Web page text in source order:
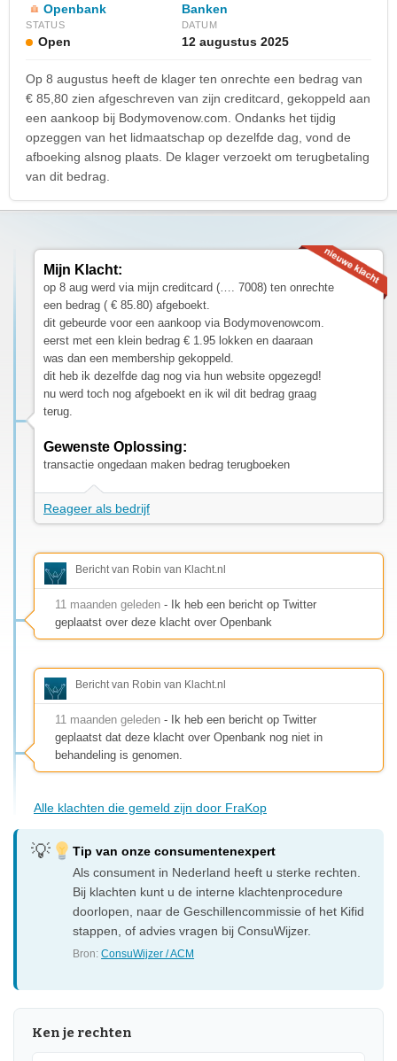
Openbank Banken
STATUS
Open
DATUM
12 augustus 2025
Op 8 augustus heeft de klager ten onrechte een bedrag van
€ 85,80 zien afgeschreven van zijn creditcard, gekoppeld aan
een aankoop bij Bodymovenow.com. Ondanks het tijdig
opzeggen van het lidmaatschap op dezelfde dag, vond de
afboeking alsnog plaats. De klager verzoekt om terugbetaling
van dit bedrag.
Mijn Klacht:
op 8 aug werd via mijn creditcard (…. 7008) ten onrechte
een bedrag ( € 85.80) afgeboekt.
dit gebeurde voor een aankoop via Bodymovenowcom.
eerst met een klein bedrag € 1.95 lokken en daaraan
was dan een membership gekoppeld.
dit heb ik dezelfde dag nog via hun website opgezegd!
nu werd toch nog afgeboekt en ik wil dit bedrag graag
terug.
Gewenste Oplossing:
transactie ongedaan maken bedrag terugboeken
Reageer als bedrijf
Bericht van Robin van Klacht.nl
11 maanden geleden - Ik heb een bericht op Twitter
geplaatst over deze klacht over Openbank
Bericht van Robin van Klacht.nl
11 maanden geleden - Ik heb een bericht op Twitter
geplaatst dat deze klacht over Openbank nog niet in
behandeling is genomen.
Alle klachten die gemeld zijn door FraKop
Tip van onze consumentenexpert
Als consument in Nederland heeft u sterke rechten.
Bij klachten kunt u de interne klachtenprocedure
doorlopen, naar de Geschillencommissie of het Kifid
stappen, of advies vragen bij ConsuWijzer.
Bron:ConsuWijzer / ACM
Ken je rechten